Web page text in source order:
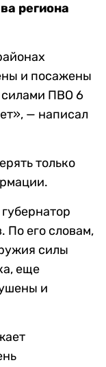
региона
и посажены
силами ПВО 6
— написал
только
губернатор
По его словам,
силы
еще
и